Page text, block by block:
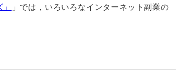
」では，いろいろなインターネット副業の